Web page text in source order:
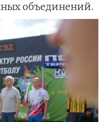
объединений.